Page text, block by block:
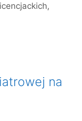
na